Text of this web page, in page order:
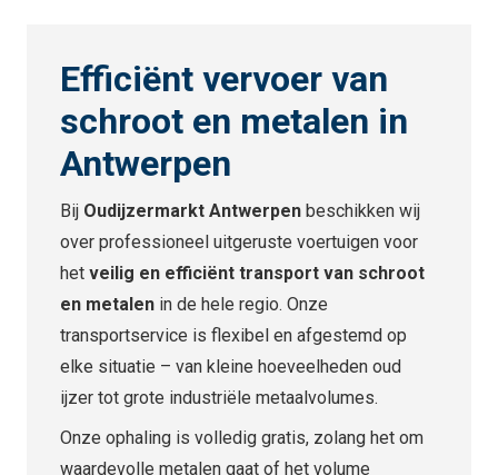
Efficiënt vervoer van
schroot en metalen in
Antwerpen
Bij Oudijzermarkt Antwerpen beschikken wij
over professioneel uitgeruste voertuigen voor
het veilig en efficiënt transport van schroot
en metalen in de hele regio. Onze
transportservice is flexibel en afgestemd op
elke situatie – van kleine hoeveelheden oud
ijzer tot grote industriële metaalvolumes.
Onze ophaling is volledig gratis, zolang het om
waardevolle metalen gaat of het volume